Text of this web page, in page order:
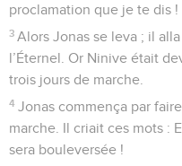
proclamation que je te dis !
3 Alors Jonas se leva ; il
l’Éternel. Or Ninive était
trois jours de marche.
4 Jonas commença par
marche. Il criait ces mots :
sera bouleversée !